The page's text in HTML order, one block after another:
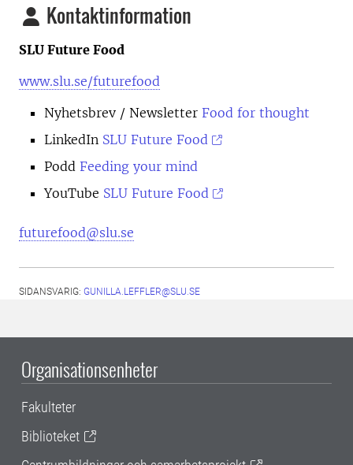
Kontaktinformation
SLU Future Food
www.slu.se/futurefood
Nyhetsbrev / Newsletter Food for thought
LinkedIn SLU Future Food
Podd Feeding your mind
YouTube SLU Future Food
futurefood@slu.se
SIDANSVARIG: GUNILLA.LEFFLER@SLU.SE
Organisationsenheter
Fakulteter
Biblioteket